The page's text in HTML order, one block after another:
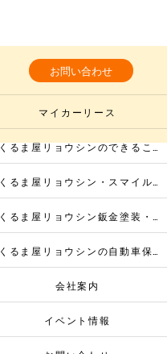
お問い合わせ
マイカーリース
#くるま屋リョウシンのできること
会社案内
イベント情報